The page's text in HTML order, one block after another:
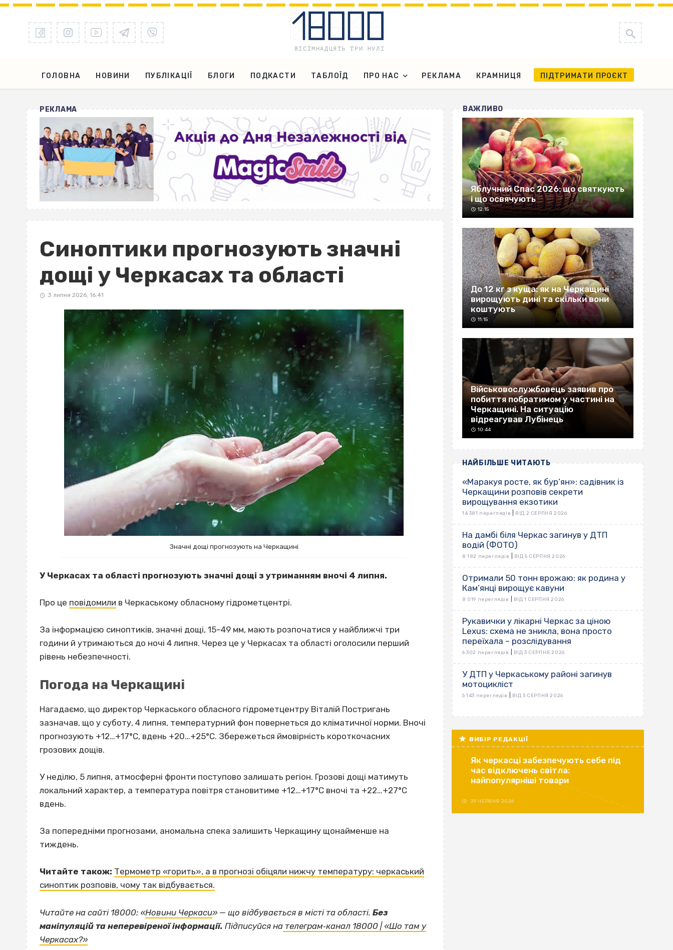
ГОЛОВНА НОВИНИ ПУБЛІКАЦІЇ БЛОГИ ПОДКАСТИ ТАБЛОЇД ПРО НАС РЕКЛАМА КРАМНИЦЯ ПІДТРИМАТИ ПРОЄКТ
РЕКЛАМА
Синоптики прогнозують значні
дощі у Черкасах та області
3 липня 2026, 16:41
Значні дощі прогнозують на Черкащині
У Черкасах та області прогнозують значні дощі з утриманням вночі 4 липня.
Про це повідомили в Черкаському обласному гідрометцентрі.
За інформацією синоптиків, значні дощі, 15–49 мм, мають розпочатися у найближчі три
години й утримаються до ночі 4 липня. Через це у Черкасах та області оголосили перший
рівень небезпечності.
Погода на Черкащині
Нагадаємо, що директор Черкаського обласного гідрометцентру Віталій Постригань
зазначав, що у суботу, 4 липня, температурний фон повернеться до кліматичної норми. Вночі
прогнозують +12…+17°С, вдень +20…+25°С. Збережеться ймовірність короткочасних
грозових дощів.
У неділю, 5 липня, атмосферні фронти поступово залишать регіон. Грозові дощі матимуть
локальний характер, а температура повітря становитиме +12…+17°С вночі та +22…+27°С
вдень.
За попередніми прогнозами, аномальна спека залишить Черкащину щонайменше на
тиждень.
Читайте також: Термометр «горить», а в прогнозі обіцяли нижчу температуру: черкаський
синоптик розповів, чому так відбувається.
Читайте на сайті 18000: «Новини Черкаси» — що відбувається в місті та області. Без
маніпуляцій та неперевіреної інформації. Підписуйся на телеграм‐канал 18000 | «Шо там у
Черкасах?»
ВАЖЛИВО
Яблучний Спас 2026: що святкують
і що освячують
12:15
До 12 кг з куща: як на Черкащині
вирощують дині та скільки вони
коштують
11:15
Військовослужбовець заявив про
побиття побратимом у частині на
Черкащині. На ситуацію
відреагував Лубінець
10:44
НАЙБІЛЬШЕ ЧИТАЮТЬ
«Маракуя росте, як бур’ян»: садівник із
Черкащини розповів секрети
вирощування екзотики
14 381 переглядів ВІД 2 СЕРПНЯ 2026
На дамбі біля Черкас загинув у ДТП
водій (ФОТО)
8 182 переглядів ВІД 5 СЕРПНЯ 2026
Отримали 50 тонн врожаю: як родина у
Кам’янці вирощує кавуни
8 019 переглядів ВІД 1 СЕРПНЯ 2026
Рукавички у лікарні Черкас за ціною
Lexus: схема не зникла, вона просто
переїхала – розслідування
6 302 переглядів ВІД 3 СЕРПНЯ 2026
У ДТП у Черкаському районі загинув
мотоцикліст
6 143 переглядів ВІД 3 СЕРПНЯ 2026
ВИБІР РЕДАКЦІЇ
Як черкасці забезпечують себе під
час відключень світла:
найпопулярніші товари
29 ЧЕРВНЯ 2026